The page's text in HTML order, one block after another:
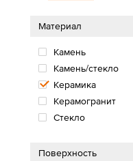
Материал
Камень
Камень/стекло
Керамика
Керамогранит
Стекло
Поверхность